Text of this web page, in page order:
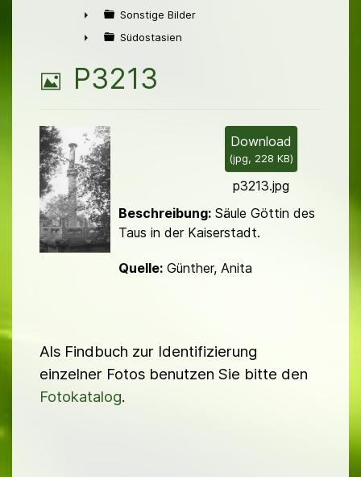
►
►
Sonstige Bilder
Südostasien
B
l
d
P3213
Download
(jpg, 228 KB)
p3213.jpg
Beschreibung:Säule Göttin des
Taus in der Kaiserstadt.
Quelle:Günther, Anita
Als Findbuch zur Identifizierung
einzelner Fotos benutzen Sie bitte den
Fotokatalog.